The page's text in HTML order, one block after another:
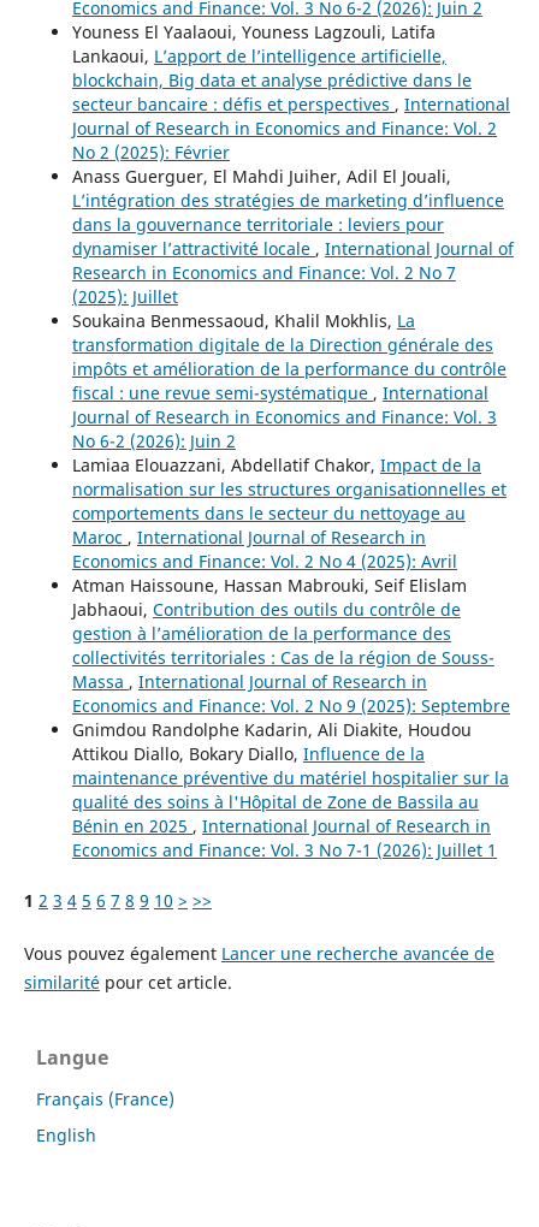
Economics and Finance: Vol. 3 No 6-2 (2026): Juin 2
Youness El Yaalaoui, Youness Lagzouli, Latifa
Lankaoui, L’apport de l’intelligence artificielle,
blockchain, Big data et analyse prédictive dans le
secteur bancaire : défis et perspectives , International
Journal of Research in Economics and Finance: Vol. 2
No 2 (2025): Février
Anass Guerguer, El Mahdi Juiher, Adil El Jouali,
L’intégration des stratégies de marketing d’influence
dans la gouvernance territoriale : leviers pour
dynamiser l’attractivité locale , International Journal of
Research in Economics and Finance: Vol. 2 No 7
(2025): Juillet
Soukaina Benmessaoud, Khalil Mokhlis, La
transformation digitale de la Direction générale des
impôts et amélioration de la performance du contrôle
fiscal : une revue semi-systématique , International
Journal of Research in Economics and Finance: Vol. 3
No 6-2 (2026): Juin 2
Lamiaa Elouazzani, Abdellatif Chakor, Impact de la
normalisation sur les structures organisationnelles et
comportements dans le secteur du nettoyage au
Maroc , International Journal of Research in
Economics and Finance: Vol. 2 No 4 (2025): Avril
Atman Haissoune, Hassan Mabrouki, Seif Elislam
Jabhaoui, Contribution des outils du contrôle de
gestion à l’amélioration de la performance des
collectivités territoriales : Cas de la région de Souss-
Massa , International Journal of Research in
Economics and Finance: Vol. 2 No 9 (2025): Septembre
Gnimdou Randolphe Kadarin, Ali Diakite, Houdou
Attikou Diallo, Bokary Diallo, Influence de la
maintenance préventive du matériel hospitalier sur la
qualité des soins à l'Hôpital de Zone de Bassila au
Bénin en 2025 , International Journal of Research in
Economics and Finance: Vol. 3 No 7-1 (2026): Juillet 1
1 2 3 4 5 6 7 8 9 10 > >>
Vous pouvez également Lancer une recherche avancée de
similaritépour cet article.
Langue
Français (France)
English